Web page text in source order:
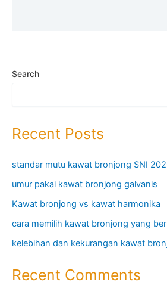
Search
Recent Posts
standar mutu kawat bronjong SNI
umur pakai kawat bronjong galvanis
Kawat bronjong vs kawat harmonika
cara memilih kawat bronjong yang
kelebihan dan kekurangan kawat
Recent Comments